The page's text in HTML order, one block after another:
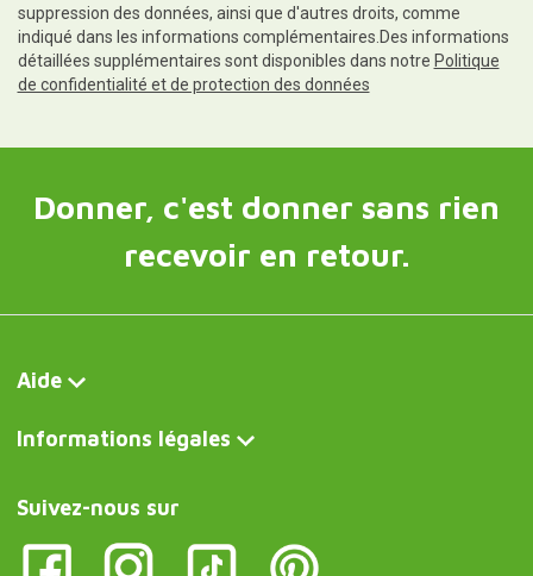
suppression des données, ainsi que d'autres droits, comme
indiqué dans les informations complémentaires.Des informations
détaillées supplémentaires sont disponibles dans notre Politique
de confidentialité et de protection des données
Donner, c'est donner sans rien
recevoir en retour.
Aide
Informations légales
Suivez-nous sur